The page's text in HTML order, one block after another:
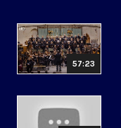
57:23